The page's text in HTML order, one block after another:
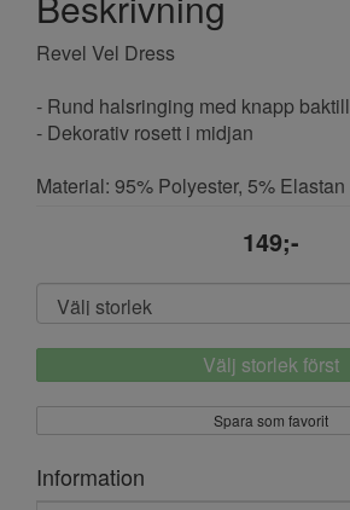
Revel Vel Dress
- Rund halsringing med knapp baktill
- Dekorativ rosett i midjan
Material: 95% Polyester, 5% Elastan
149;-
Välj storlek först
Spara som favorit
Information